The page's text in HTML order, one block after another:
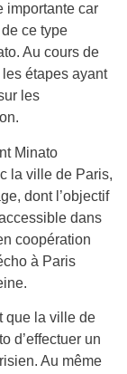
importante car
ce type
Au cours de
étapes ayant
les
Minato
la ville de Paris,
dont l’objectif
dans
coopération
à Paris
que la ville de
d’effectuer un
Au même